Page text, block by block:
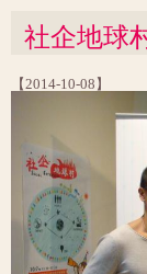
社企地球
【2014-10-08】